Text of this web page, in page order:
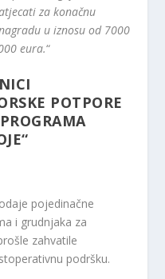
za konačnu
u iznosu od 7000
eura.“
POTPORE
pojedinačne
i grudnjaka za
zahvatile
podršku.